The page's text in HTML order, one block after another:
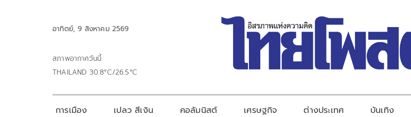
อาทิตย์, 9 สิงหาคม 2569
สภาพอากาศวันนี้
THAILAND 30.8°C/26.5°C
การเมือง เปลว สีเงิน คอลัมนิสต์ เศรษฐกิจ ต่างประเทศ บันเทิง